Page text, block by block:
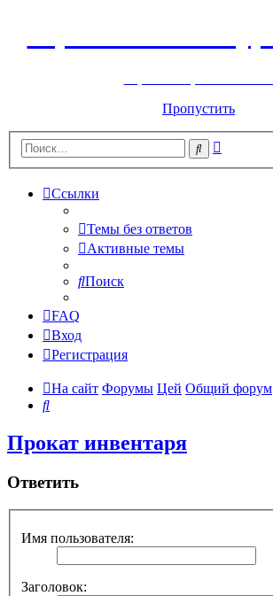
Пропустить
Поиск
Ссылки
Темы без ответов
Активные темы
Поиск
FAQ
Вход
Регистрация
На сайт Форумы Цей Общий форум
Поиск
Прокат инвентаря
Ответить
Имя пользователя:
Заголовок: